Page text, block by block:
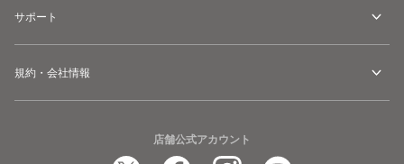
サポート
規約・会社情報
店舗公式アカウント